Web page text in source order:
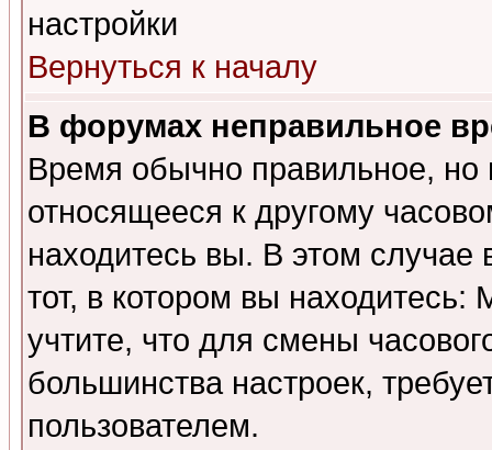
настройки
Вернуться к началу
В форумах неправильное
Время обычно правильное,
относящееся к другому
находитесь вы. В этом
тот, в котором вы
учтите, что для смены
большинства настроек,
пользователем.